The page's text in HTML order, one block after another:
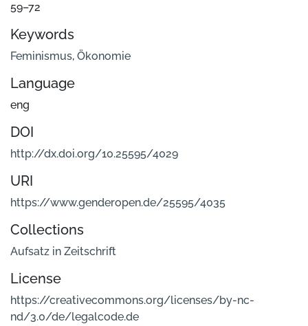
59–72
Keywords
Feminismus, Ökonomie
Language
eng
DOI
http://dx.doi.org/10.25595/4029
URI
https://www.genderopen.de/25595/4035
Collections
Aufsatz in Zeitschrift
License
https://creativecommons.org/licenses/by-nc-
nd/3.0/de/legalcode.de